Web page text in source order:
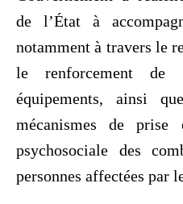
de l’État à
notamment à travers le
le renforcement
équipements, ainsi
mécanismes de
psychosociale des
personnes affectées par